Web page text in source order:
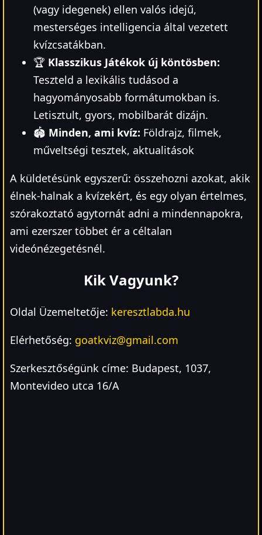
(vagy idegenek) ellen valós idejű,
mesterséges intelligencia által vezetett
kvízcsatákban.
🏆 Klasszikus Játékok új köntösben:
Teszteld a lexikális tudásod a
hagyományosabb formátumokban is.
Letisztult, gyors, mobilbarát dizájn.
🏟️ Minden, ami kvíz: Földrajz, filmek,
műveltségi tesztek, aktualitások
A küldetésünk egyszerű: összehozni azokat, akik
élnek-halnak a kvízekért, és egy olyan értelmes,
szórakoztató agytornát adni a mindennapokra,
ami ezerszer többet ér a céltalan
videónézegetésnél.
Kik Vagyunk?
Oldal Üzemeltetője: keresztlabda.hu
Elérhetőség: goatkviz@gmail.com
Szerkesztőségünk címe: Budapest, 1037,
Montevideo utca 16/A